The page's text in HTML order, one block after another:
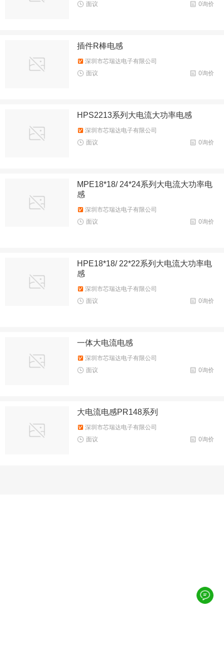
0询价
面议
插件R棒电感
深圳市芯瑞达电子有限公司
0询价
面议
HPS2213系列大电流大功率电感
深圳市芯瑞达电子有限公司
0询价
面议
MPE18*18/ 24*24系列大电流大功率电
感
深圳市芯瑞达电子有限公司
0询价
面议
HPE18*18/ 22*22系列大电流大功率电
感
深圳市芯瑞达电子有限公司
0询价
面议
一体大电流电感
深圳市芯瑞达电子有限公司
0询价
面议
大电流电感PR148系列
深圳市芯瑞达电子有限公司
0询价
面议